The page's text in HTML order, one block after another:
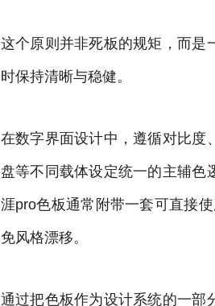
这个原则并非死板的规矩，而是
时保持清晰与稳健。
在数字界面设计中，遵循对比度
盘等不同载体设定统一的主辅色
涯pro色板通常附带一套可直接
免风格漂移。
通过把色板作为设计系统的一部